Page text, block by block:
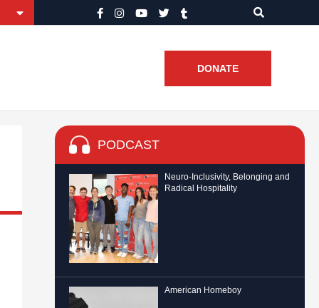
DONATE
PODCAST
Neuro-Inclusivity, Belonging and
Radical Hospitality
American Homeboy